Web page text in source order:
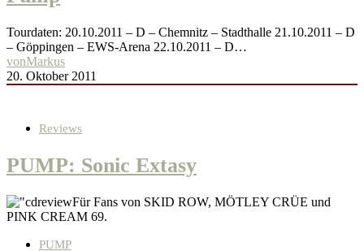
Tourdaten: 20.10.2011 – D – Chemnitz – Stadthalle 21.10.2011 – D
– Göppingen – EWS-Arena 22.10.2011 – D…
vonMarkus
20. Oktober 2011
Reviews
PUMP: Sonic Extasy
Für Fans von SKID ROW, MÖTLEY CRÜE und
PINK CREAM 69.
PUMP